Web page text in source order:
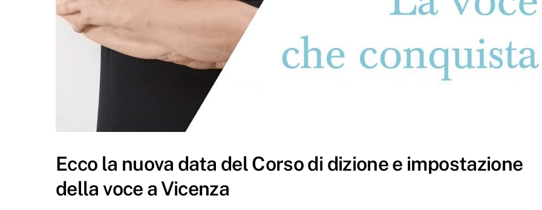
Ecco la nuova data del Corso di dizione e impostazione
della voce a Vicenza